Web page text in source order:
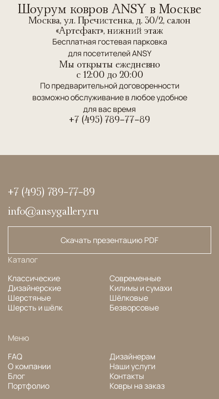
Шоурум ковров ANSY в Москве
Москва, ул. Пречистенка, д. 30/2, салон
«Артефакт», нижний этаж
Бесплатная гостевая парковка
для посетителей ANSY
Мы открыты ежедневно
c 12:00 до 20:00
По предварительной договоренности
возможно обслуживание в любое удобное
для вас время
+7 (495) 789-77-89
+7 (495) 789-77-89
info@ansygallery.ru
Скачать презентацию PDF
Каталог
Классические
Дизайнерские
Шерстяные
Шерсть и шёлк
Современные
Килимы и сумахи
Шёлковые
Безворсовые
Меню
FAQ
О компании
Блог
Портфолио
Дизайнерам
Наши услуги
Контакты
Ковры на заказ